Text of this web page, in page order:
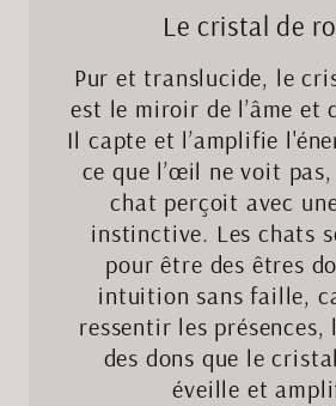
Le cristal de
Pur et translucide, le
est le miroir de l’âme et
Il capte et l’amplifie
ce que l’œil ne voit
chat perçoit avec
instinctive. Les chats
pour être des êtres
intuition sans faille,
ressentir les présences,
des dons que le
éveille et